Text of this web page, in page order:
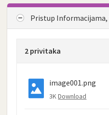
Pristup Informacijama,
2 privitaka
image001.png
3KDownload